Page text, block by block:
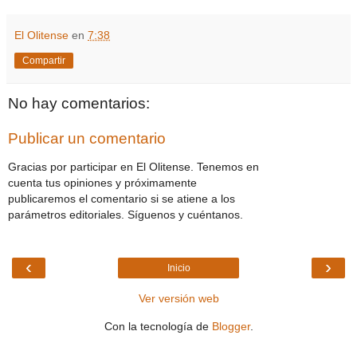
El Olitense en 7:38
Compartir
No hay comentarios:
Publicar un comentario
Gracias por participar en El Olitense. Tenemos en
cuenta tus opiniones y próximamente
publicaremos el comentario si se atiene a los
parámetros editoriales. Síguenos y cuéntanos.
‹ ›
Inicio
Ver versión web
Con la tecnología de Blogger.